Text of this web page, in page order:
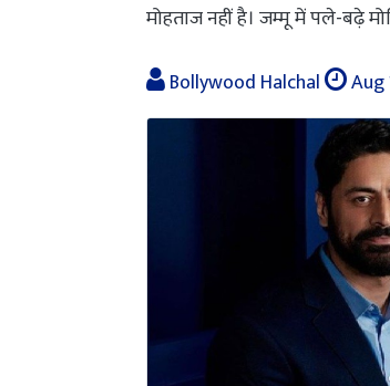
मोहताज नहीं है। जम्मू में पले-बढ़े
Bollywood Halchal
Aug